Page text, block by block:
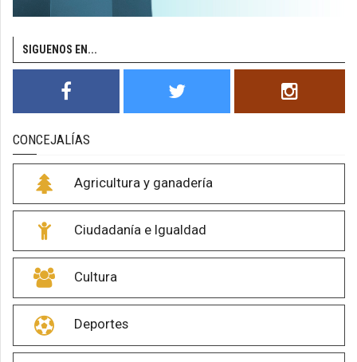
SIGUENOS EN...
CONCEJALÍAS
Agricultura y ganadería
Ciudadanía e Igualdad
Cultura
Deportes